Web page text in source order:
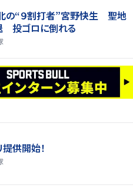
北の“９割打者”宮野快生 聖地
投ゴロに倒れる
供開始！